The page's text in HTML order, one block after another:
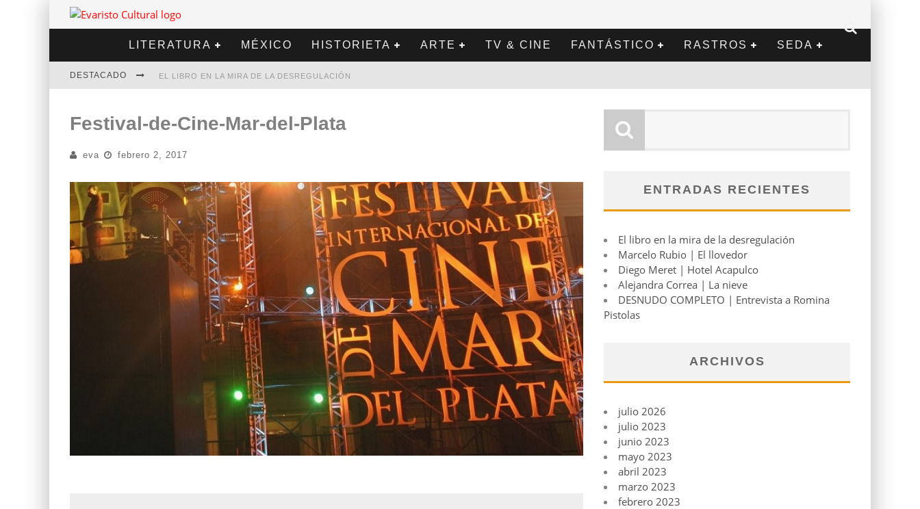
LITERATURA MÉXICO HISTORIETA ARTE TV & CINE FANTÁSTICO RASTROS SEDA
DESTACADO EL LIBRO EN LA MIRA DE LA DESREGULACIÓN
DIEGO MERET | HOTEL ACAPULCO
ALEJANDRA CORREA | LA NIEVE
Festival-de-Cine-Mar-del-Plata
eva febrero 2, 2017
ENTRADAS RECIENTES
El libro en la mira de la desregulación
Marcelo Rubio | El llovedor
Diego Meret | Hotel Acapulco
Alejandra Correa | La nieve
DESNUDO COMPLETO | Entrevista a Romina
Pistolas
ARCHIVOS
julio 2026
julio 2023
junio 2023
mayo 2023
abril 2023
marzo 2023
febrero 2023